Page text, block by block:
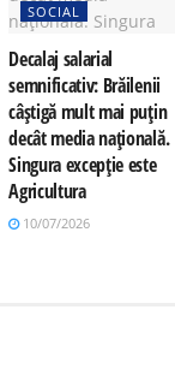
SOCIAL
Decalaj salarial
semnificativ: Brăilenii
câștigă mult mai puțin
decât media națională.
Singura excepție este
Agricultura
10/07/2026